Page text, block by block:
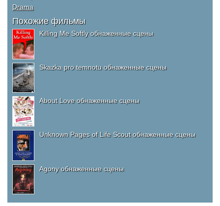
Drama
Похожие фильмы
Killing Me Softly обнаженные сцены
Skazka pro temnotu обнаженные сцены
About Love обнаженные сцены
Unknown Pages of Life Scout обнаженные сцены
Agony обнаженные сцены